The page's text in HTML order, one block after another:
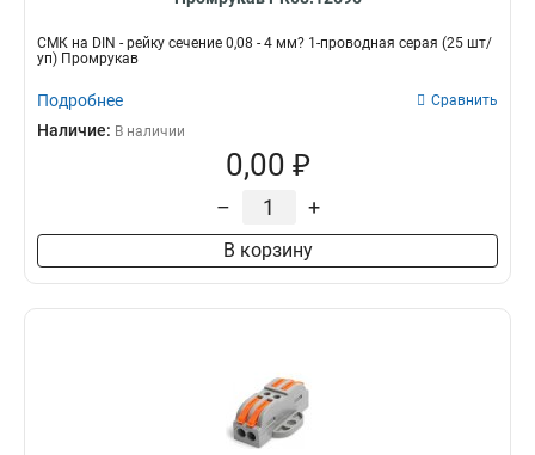
СМК на DIN - рейку сечение 0,08 - 4 мм? 1-проводная серая (25 шт/
уп) Промрукав
Подробнее Сравнить
Наличие: В наличии
0,00 ₽
– +
В корзину